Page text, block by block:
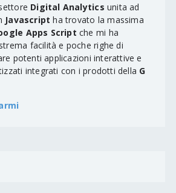
Digital Analytics unita ad
Javascript ha trovato la massima
Apps Script che mi ha
facilità e poche righe di
potenti applicazioni interattive e
integrati con i prodotti della G